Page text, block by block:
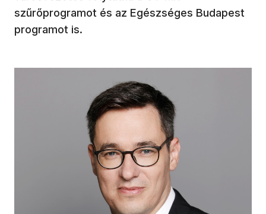
szűrőprogramot és az Egészséges Budapest
programot is.